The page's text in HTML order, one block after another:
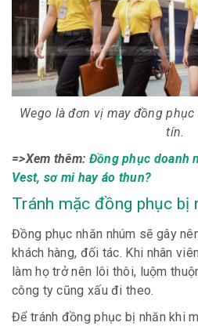
Wego là đơn vị may đồng
tín.
=>Xem thêm: Đồng phục doanh
Vest, sơ mi hay áo thun?
Tránh mặc đồng phục bị
Đồng phục nhăn nhúm sẽ gây
khách hàng, đối tác. Khi nhân
làm họ trở nên lôi thôi, luộm
công ty cũng xấu đi theo.
Để tránh đồng phục bị nhăn khi